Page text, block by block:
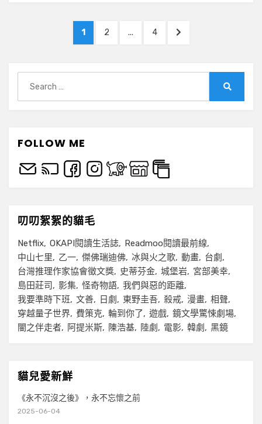
二
分
PAGE
1 PAGE
2 ... PAGE
4
NEXT
for:
FOLLOW ME
叨叨絮絮的貓毛
Netflix OKAPI閱讀生活誌
Readmoo閱讀最前線
中山七里
乙一 傑佛瑞迪佛 冰與火之歌 動畫
台劇
台灣推理作家協會徵文獎
史蒂芬金 城堡岩
宮部美幸
島田莊司
影集 怪奇物語 我們與惡的距離
我要準時下班
文善 日劇 東野圭吾 殺戒 漫畫 相聲
穿越量子世界
費策克 輪到你了 遊戲 鏡文學驚悚劇場
闇之伴走者
阿提米斯 陳浩基 陸劇 電影 韓劇 黑鏡
貓兒愛新鮮
《永不沉沒之後》，永不忘懷之前
2025-06-04